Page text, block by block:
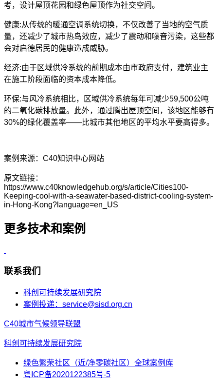
考，设计屋顶花园和绿色屋顶作为社交空间。
健康:从传统的暖通空调系统切换，不仅改善了当地的空气质
量，还减少了城市热岛效应，减少了震动和噪音污染，这些都
会对启德居民的健康造成威胁。
经济:由于区域供冷系统的前期成本由市政府支付，建筑业主
在施工阶段面临的资本成本降低。
环保:与风冷系统相比，区域供冷系统每年可减少59,500公吨
的二氧化碳排放量。此外，通过腾出屋顶空间，该地区能够有
30%的绿化覆盖率——比城市其他地区的平均水平要高得多。
案例来源：C40知识中心网站
原文链接：
https://www.c40knowledgehub.org/s/article/Cities100-
Keeping-cool-with-a-seawater-based-district-cooling-system-
in-Hong-Kong?language=en_US
更多技术和案例
联系我们
科创可持续发展研究院
案例投递：service@sisd.org.cn
C40城市气候领导联盟
科创可持续发展研究院
绿色繁荣社区（近/净零碳社区）全球案例库
粤ICP备2020122385号-5